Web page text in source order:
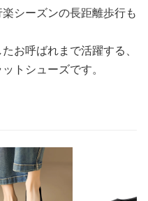
シーズンの長距離歩行も
お呼ばれまで活躍する、
トシューズです。